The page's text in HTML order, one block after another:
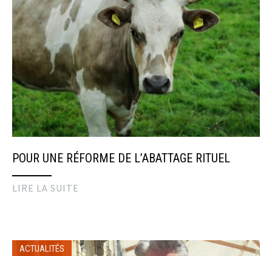
POUR UNE RÉFORME DE L’ABATTAGE RITUEL
LIRE LA SUITE
ACTUALITÉS